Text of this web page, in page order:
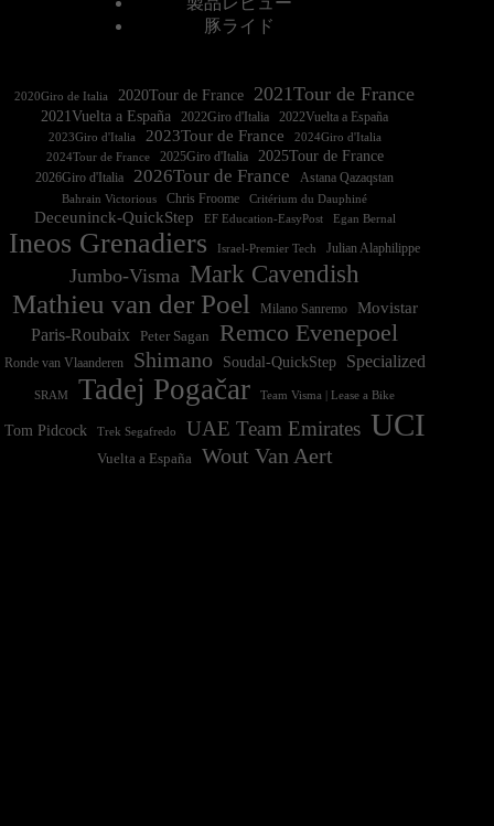
豚ライド
2020Giro de Italia 2020Tour de France 2021Tour de France
2021Vuelta a España 2022Vuelta a España
2023Giro d'Italia 2023Tour de France
2024Tour de France
2025Giro d'Italia 2025Tour de France
2026Giro d'Italia 2026Tour de France Astana Qazaqstan
Bahrain Victorious Chris Froome Critérium du Dauphiné
Deceuninck-QuickStep EF Education-EasyPost Egan Bernal
Ineos Grenadiers Israel-Premier Tech Julian Alaphilippe
Jumbo-Visma Mark Cavendish
Mathieu van der Poel Milano Sanremo
Movistar
Paris-Roubaix
Peter Sagan Remco Evenepoel
Ronde van Vlaanderen Shimano Soudal-QuickStep Specialized
SRAM Tadej Pogačar Team Visma | Lease a Bike
Tom Pidcock Trek Segafredo UAE Team Emirates UCI
Vuelta a España Wout Van Aert